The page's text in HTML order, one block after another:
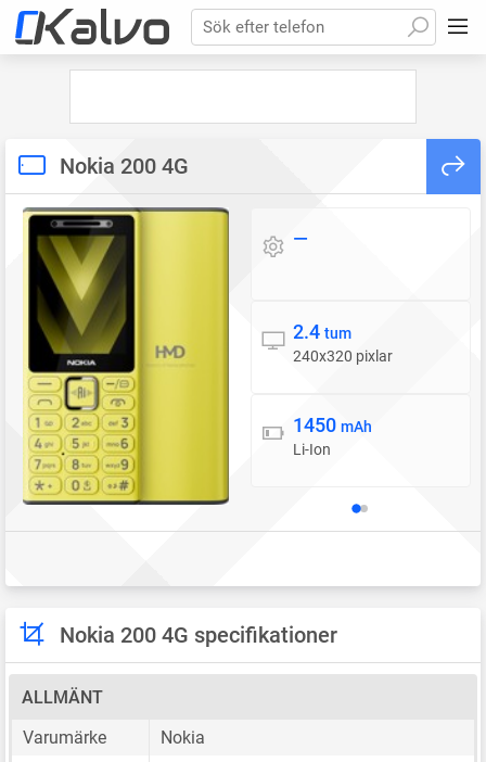
Sök efter telefon
Nokia 200 4G
Operativsystem
—
Skärm
2.4 tum
240x320 pixlar
Batteri
1450 mAh
Li-Ion
Nokia 200 4G specifikationer
ALLMÄNT
Varumärke
Nokia